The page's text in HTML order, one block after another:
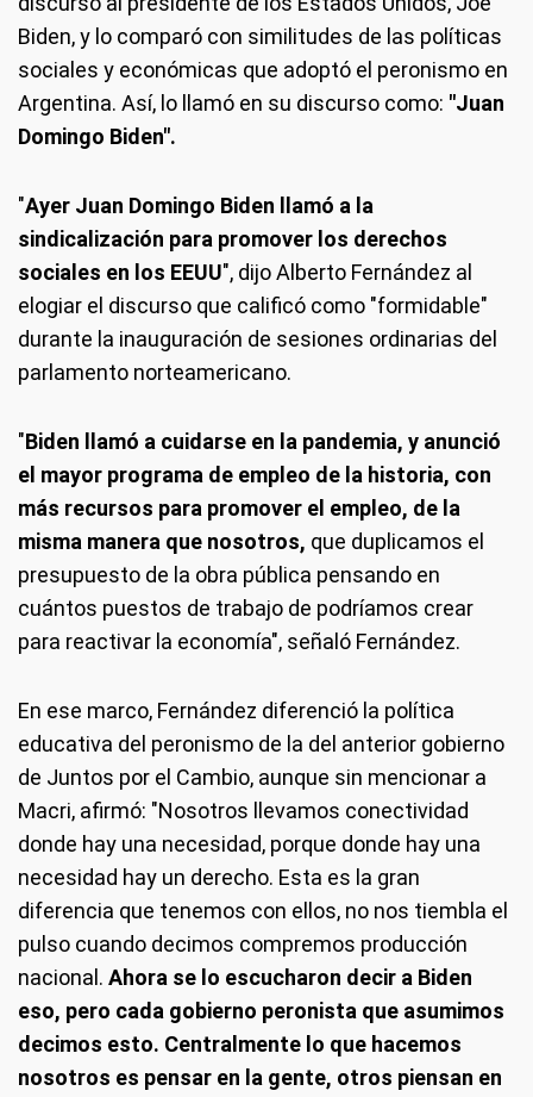
Biden, y lo comparó con similitudes de las políticas
sociales y económicas que adoptó el peronismo en
Argentina. Así, lo llamó en su discurso como: "Juan
Domingo Biden".
"Ayer Juan Domingo Biden llamó a la
sindicalización para promover los derechos
sociales en los EEUU", dijo Alberto Fernández al
elogiar el discurso que calificó como "formidable"
durante la inauguración de sesiones ordinarias del
parlamento norteamericano.
"Biden llamó a cuidarse en la pandemia, y anunció
el mayor programa de empleo de la historia, con
más recursos para promover el empleo, de la
misma manera que nosotros, que duplicamos el
presupuesto de la obra pública pensando en
cuántos puestos de trabajo de podríamos crear
para reactivar la economía", señaló Fernández.
En ese marco, Fernández diferenció la política
educativa del peronismo de la del anterior gobierno
de Juntos por el Cambio, aunque sin mencionar a
Macri, afirmó: "Nosotros llevamos conectividad
donde hay una necesidad, porque donde hay una
necesidad hay un derecho. Esta es la gran
diferencia que tenemos con ellos, no nos tiembla el
pulso cuando decimos compremos producción
nacional. Ahora se lo escucharon decir a Biden
eso, pero cada gobierno peronista que asumimos
decimos esto. Centralmente lo que hacemos
nosotros es pensar en la gente, otros piensan en